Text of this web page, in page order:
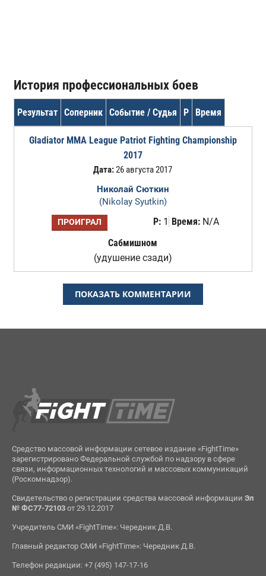
История профессиональных боев
Результат Соперник Событие / Судья Р Время
Gladiator MMA League Patriot Fighting Championship
2017
Дата:26 августа 2017
Николай Сюткин
(Nikolay Syutkin)
ПРОИГРАЛ Р: 1 Время: N/A
Сабмишном
(удушение сзади)
ПОКАЗАТЬ КОММЕНТАРИИ
Средство массовой информации сетевое издание «FightTime»
зарегистрировано Федеральной службой по надзору в сфере
связи, информационных технологий и массовых коммуникаций
(Роскомнадзор).
Свидетельство о регистрации средства массовой информации Эл
№ ФС77-72103от 29.12.2017
Учредитель СМИ «FightTime»: Чередник Д.В.
Главный редактор СМИ «FightTime»: Чередник Д.В.
Телефон редакции: +7 (495) 147-17-16